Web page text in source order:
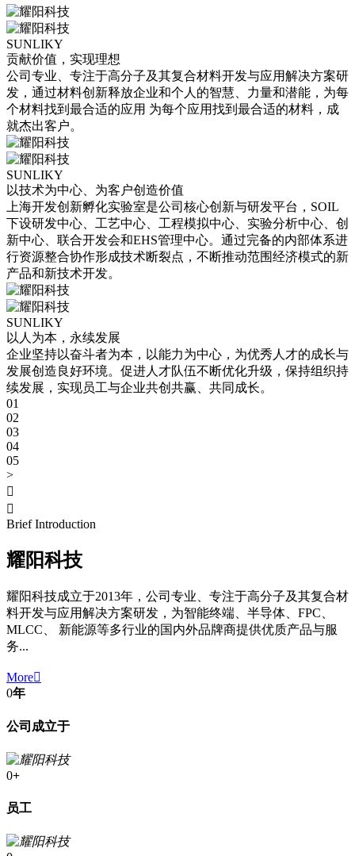
SUNLIKY
贡献价值，实现理想
公司专业、专注于高分子及其复合材料开发与应用解决方案研
发，通过材料创新释放企业和个人的智慧、力量和潜能，为每
个材料找到最合适的应用 为每个应用找到最合适的材料，成
就杰出客户。
SUNLIKY
以技术为中心、为客户创造价值
上海开发创新孵化实验室是公司核心创新与研发平台，SOIL
下设研发中心、工艺中心、工程模拟中心、实验分析中心、创
新中心、联合开发会和EHS管理中心。通过完备的内部体系进
行资源整合协作形成技术断裂点，不断推动范围经济模式的新
产品和新技术开发。
SUNLIKY
以人为本，永续发展
企业坚持以奋斗者为本，以能力为中心，为优秀人才的成长与
发展创造良好环境。促进人才队伍不断优化升级，保持组织持
续发展，实现员工与企业共创共赢、共同成长。
01
02
03
04
05
>


Brief Introduction
耀阳科技
耀阳科技成立于2013年，公司专业、专注于高分子及其复合材
料开发与应用解决方案研发，为智能终端、半导体、FPC、
MLCC、 新能源等多行业的国内外品牌商提供优质产品与服
务...
More
0年
公司成立于
0+
员工